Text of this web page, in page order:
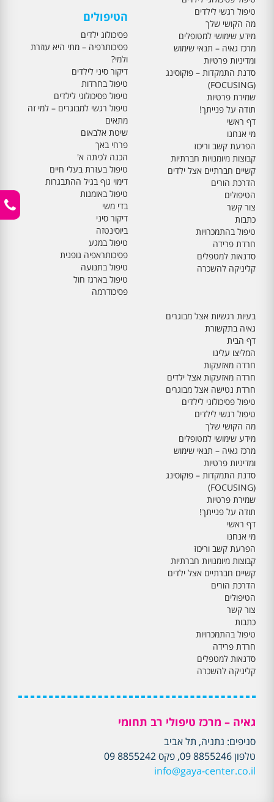
טיפול רגשי לילדים
מה הקושי שלך
מידע שימושי למטופלים
מרכז גאיה – תנאי שימוש
ומדיניות פרטיות
סדנת התמקדות – פוקוסינג
(FOCUSING)
שמירת פרטיות
תודה על פנייתך!
דף ראשי
מי אנחנו
הפרעת קשב וריכוז
קבוצות מיומנויות חברתיות
קשיים חברתיים אצל ילדים
הדרכת הורים
הטיפולים
צור קשר
כתבות
טיפול בהתמכרויות
חרדת פרידה
סדנאות למטפלים
קליניקה להשכרה
הטיפולים
פסיכולוג ילדים
פסיכותרפיה – מתי היא עוזרת
ולמי?
דיקור סיני לילדים
טיפול בחרדות
טיפול פסיכולוגי לילדים
טיפול רגשי למבוגרים – למי זה
מתאים
שיטת אלבאום
פרחי באך
הכנה לכיתה א'
טיפול בעזרת בעלי חיים
דימוי גוף בגיל ההתבגרות
טיפול באומנות
בדי משי
דיקור סיני
ביוסינטזה
טיפול במגע
פסיכותראפיה גופנית
טיפול בתנועה
טיפול בארגז חול
פסיכודרמה
בעיות רגשיות אצל מבוגרים
גאיה בתקשורת
דף הבית
המליצו עלינו
חרדה מאזעקות
חרדה מאזעקות אצל ילדים
חרדת נטישה אצל מבוגרים
טיפול פסיכולוגי לילדים
טיפול רגשי לילדים
מה הקושי שלך
מידע שימושי למטופלים
מרכז גאיה – תנאי שימוש
ומדיניות פרטיות
סדנת התמקדות – פוקוסינג
(FOCUSING)
שמירת פרטיות
תודה על פנייתך!
דף ראשי
מי אנחנו
הפרעת קשב וריכוז
קבוצות מיומנויות חברתיות
קשיים חברתיים אצל ילדים
הדרכת הורים
הטיפולים
צור קשר
כתבות
טיפול בהתמכרויות
חרדת פרידה
סדנאות למטפלים
קליניקה להשכרה
גאיה – מרכז טיפולי רב תחומי
סניפים: נתניה, תל אביב
טלפון 8855246 09, פקס 8855242 09
info@gaya-center.co.il